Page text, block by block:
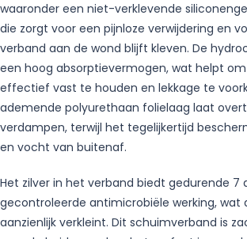
waaronder een niet-verklevende
die zorgt voor een pijnloze verwijdering en
verband aan de wond blijft kleven. De
een hoog absorptievermogen, wat helpt
effectief vast te houden en lekkage te
ademende polyurethaan folielaag laat
verdampen, terwijl het tegelijkertijd
en vocht van buitenaf.
Het zilver in het verband biedt gedurende 7
gecontroleerde antimicrobiële werking, wat
aanzienlijk verkleint. Dit schuimverband is